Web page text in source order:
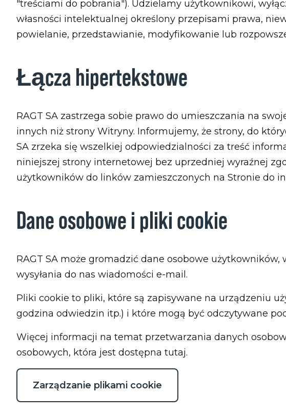
"treściami do pobrania"). Udzielamy użytkownikowi,
własności intelektualnej określony przepisami prawa,
powielanie, przedstawianie, modyfikowanie lub
Łącza hipertekstowe
RAGT SA zastrzega sobie prawo do umieszczania na
innych niż strony Witryny. Informujemy, że strony, do
SA zrzeka się wszelkiej odpowiedzialności za treść
niniejszej strony internetowej bez uprzedniej wyraźnej
użytkowników do linków zamieszczonych na Stronie do
Dane osobowe i pliki cookie
RAGT SA może gromadzić dane osobowe
wysyłania do nas wiadomości e-mail.
Pliki cookie to pliki, które są zapisywane na urządzeniu
godzina odwiedzin itp.) i które mogą być odczytywane
Więcej informacji na temat przetwarzania danych
osobowych, która jest dostępna tutaj.
Zarządzanie plikami cookie